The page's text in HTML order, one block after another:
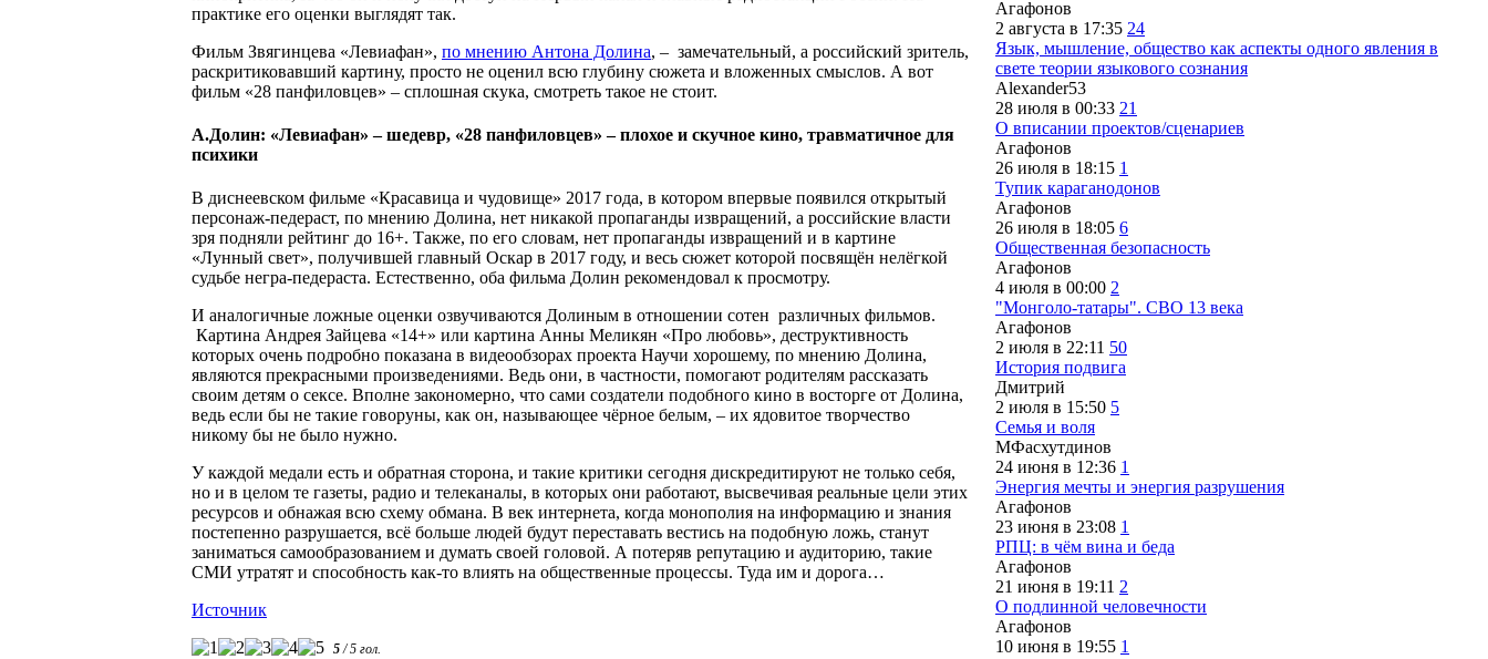
практике его оценки выглядят так.
Фильм Звягинцева «Левиафан», по мнению Антона Долина, – замечательный, а российский зритель,
раскритиковавший картину, просто не оценил всю глубину сюжета и вложенных смыслов. А вот
фильм «28 панфиловцев» – сплошная скука, смотреть такое не стоит.
А.Долин: «Левиафан» – шедевр, «28 панфиловцев» – плохое и скучное кино, травматичное для
психики
В диснеевском фильме «Красавица и чудовище» 2017 года, в котором впервые появился открытый
персонаж-педераст, по мнению Долина, нет никакой пропаганды извращений, а российские власти
зря подняли рейтинг до 16+. Также, по его словам, нет пропаганды извращений и в картине
«Лунный свет», получившей главный Оскар в 2017 году, и весь сюжет которой посвящён нелёгкой
судьбе негра-педераста. Естественно, оба фильма Долин рекомендовал к просмотру.
И аналогичные ложные оценки озвучиваются Долиным в отношении сотен различных фильмов.
Картина Андрея Зайцева «14+» или картина Анны Меликян «Про любовь», деструктивность
которых очень подробно показана в видеообзорах проекта Научи хорошему, по мнению Долина,
являются прекрасными произведениями. Ведь они, в частности, помогают родителям рассказать
своим детям о сексе. Вполне закономерно, что сами создатели подобного кино в восторге от Долина,
ведь если бы не такие говоруны, как он, называющее чёрное белым, – их ядовитое творчество
никому бы не было нужно.
У каждой медали есть и обратная сторона, и такие критики сегодня дискредитируют не только себя,
но и в целом те газеты, радио и телеканалы, в которых они работают, высвечивая реальные цели этих
ресурсов и обнажая всю схему обмана. В век интернета, когда монополия на информацию и знания
постепенно разрушается, всё больше людей будут переставать вестись на подобную ложь, станут
заниматься самообразованием и думать своей головой. А потеряв репутацию и аудиторию, такие
СМИ утратят и способность как-то влиять на общественные процессы. Туда им и дорога…
Источник
5/5 гол.
Агафонов
2 августа в 17:35 24
Язык, мышление, общество как аспекты одного явления в
свете теории языкового сознания
Alexander53
28 июля в 00:33 21
О вписании проектов/сценариев
Агафонов
26 июля в 18:15 1
Тупик караганодонов
Агафонов
26 июля в 18:05 6
Общественная безопасность
Агафонов
4 июля в 00:00 2
"Монголо-татары". СВО 13 века
Агафонов
2 июля в 22:11 50
История подвига
Дмитрий
2 июля в 15:50 5
Семья и воля
МФасхутдинов
24 июня в 12:36 1
Энергия мечты и энергия разрушения
Агафонов
23 июня в 23:08 1
РПЦ: в чём вина и беда
Агафонов
21 июня в 19:11 2
О подлинной человечности
Агафонов
10 июня в 19:55 1